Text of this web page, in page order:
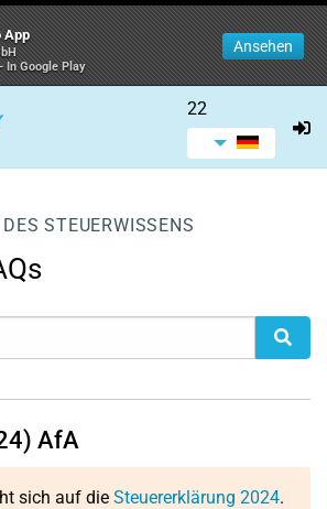
App
In Google Play
Ansehen
22
STEUERWISSENS
AfA
sich auf die Steuererklärung 2024.